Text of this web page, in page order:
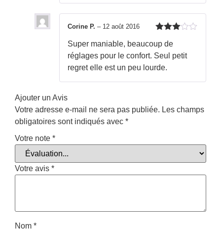
sur 5
Corine P. – 12 août 2016
Super maniable, beaucoup de
réglages pour le confort. Seul petit
regret elle est un peu lourde.
Ajouter un Avis
Votre adresse e-mail ne sera pas publiée. Les champs
obligatoires sont indiqués avec *
Votre note *
Votre avis *
Nom *